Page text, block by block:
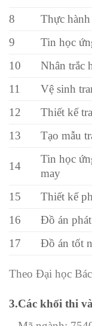
8
Thực
9
Tin học
10
Nhân trắc
11
Vệ sinh
12
Thiết kế
13
Tạo mẫu
14
Tin học
may
15
Thiết kế
16
Đồ án
17
Đồ án tốt
Theo Đại học
3.Các khối thi